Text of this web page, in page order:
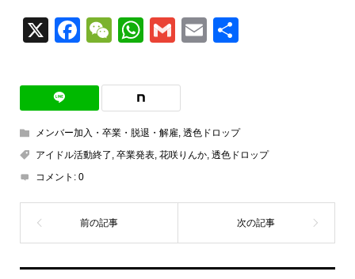
X Facebook
WeChat
WhatsApp
GmailEmail
メンバー加入・卒業・脱退・解雇, 透色ドロップ
アイドル活動終了 卒業発表, 花咲りんか, 透色ドロップ
コメント: 0